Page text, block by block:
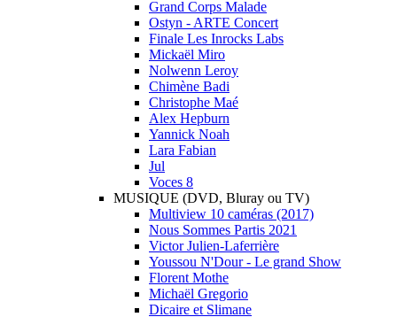
Grand Corps Malade
Ostyn - ARTE Concert
Finale Les Inrocks Labs
Mickaël Miro
Nolwenn Leroy
Chimène Badi
Christophe Maé
Alex Hepburn
Yannick Noah
Lara Fabian
Jul
Voces 8
MUSIQUE (DVD, Bluray ou TV)
Multiview 10 caméras (2017)
Nous Sommes Partis 2021
Victor Julien-Laferrière
Youssou N'Dour - Le grand Show
Florent Mothe
Michaël Gregorio
Dicaire et Slimane